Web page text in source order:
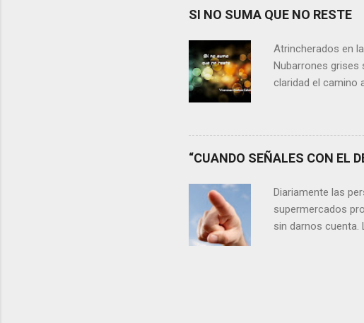
Si reflexionamos
somos, y es
SI NO SUMA QUE NO RESTE
Atrincherados en
Nubarrones grises
claridad el camino
preguntarnos si
que no nos
escasos y
las cicatrices nos
elegir y hacer que
“CUANDO SEÑALES CON EL
Diariamente las
supermercados
sin darnos cuenta.
existe desde los
nos hemos